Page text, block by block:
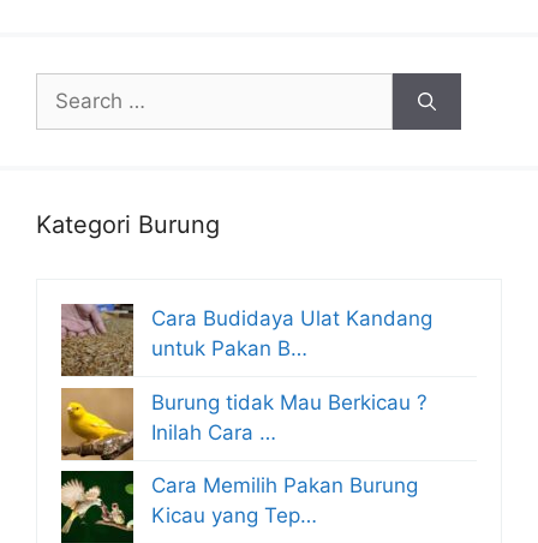
Search
for:
Kategori Burung
Cara Budidaya Ulat Kandang
untuk Pakan B…
Burung tidak Mau Berkicau ?
Inilah Cara …
Cara Memilih Pakan Burung
Kicau yang Tep…